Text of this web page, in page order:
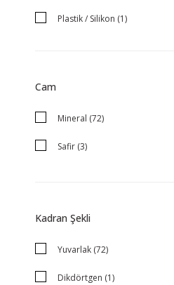
Plastik / Silikon (1)
Cam
Mineral (72)
Safir (3)
Kadran Şekli
Yuvarlak (72)
Dikdörtgen (1)